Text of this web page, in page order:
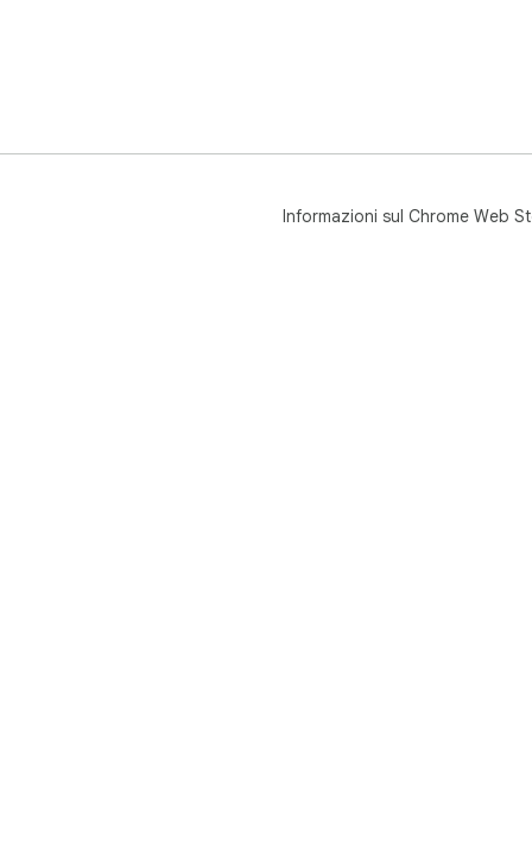
Informazioni sul Chrome Web